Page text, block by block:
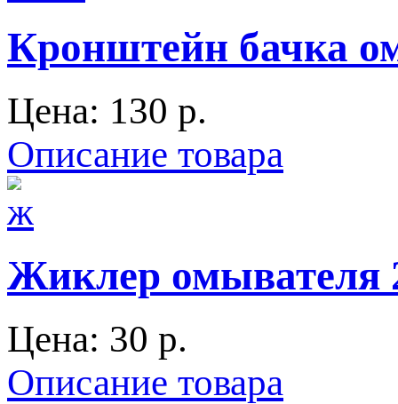
Кронштейн бачка
Цена: 130 p.
Описание товара
Жиклер омывателя
Цена: 30 p.
Описание товара